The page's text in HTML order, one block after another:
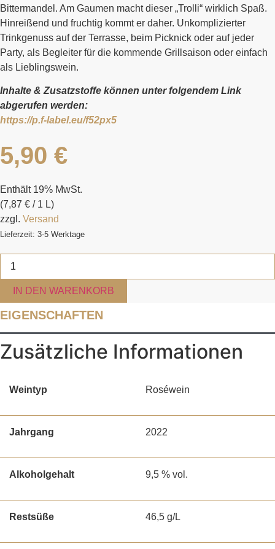
Bittermandel. Am Gaumen macht dieser „Trolli“ wirklich Spaß.
Hinreißend und fruchtig kommt er daher. Unkomplizierter
Trinkgenuss auf der Terrasse, beim Picknick oder auf jeder
Party, als Begleiter für die kommende Grillsaison oder einfach
als Lieblingswein.
Inhalte & Zusatzstoffe können unter folgendem Link
abgerufen werden:
https://p.f-label.eu/f52px5
5,90 €
Enthält 19% MwSt.
(7,87 € / 1 L)
zzgl. Versand
Lieferzeit: 3-5 Werktage
2022er
Fruchtig
&
Süß
Trollinger
QbA
süß
Menge
IN DEN WARENKORB
EIGENSCHAFTEN
Zusätzliche Informationen
Weintyp Roséwein
Jahrgang 2022
Alkoholgehalt 9,5 % vol.
Restsüße 46,5 g/L